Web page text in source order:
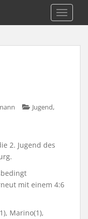
Jugend,
2. Jugend des
mit einem 4:6
Marino(1),